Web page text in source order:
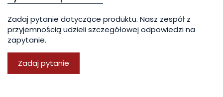
Zadaj pytanie dotyczące produktu. Nasz zespół z
przyjemnością udzieli szczegółowej odpowiedzi na
zapytanie.
Zadaj pytanie